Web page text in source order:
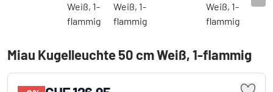
Miau Kugelleuchte 50 cm Weiß, 1-flammig